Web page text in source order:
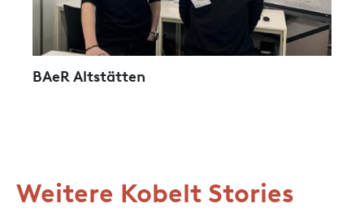
BAeR Altstätten
Weitere Kobelt Stories